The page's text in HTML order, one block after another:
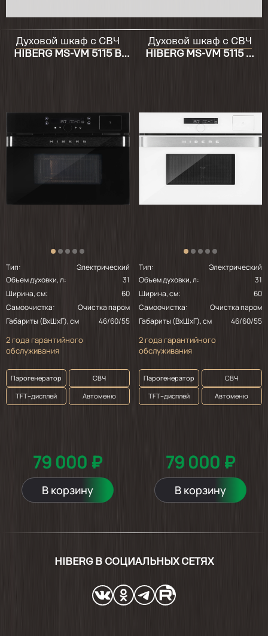
Духовой шкаф с СВЧ
HIBERG MS-VM 5115 B
Тип:
Электрический
Объем духовки, л:
31
Ширина, см:
60
Самоочистка:
Очистка паром
Габариты (ВхШхГ), см
46/60/55
2 года гарантийного
обслуживания
Парогенератор
СВЧ
TFT–дисплей
Автоменю
79 000 ₽
В корзину
Духовой шкаф с СВЧ
HIBERG MS-VM 5115 W
Тип:
Электрический
Объем духовки, л:
31
Ширина, см:
60
Самоочистка:
Очистка паром
Габариты (ВхШхГ), см
46/60/55
2 года гарантийного
обслуживания
Парогенератор
СВЧ
TFT–дисплей
Автоменю
79 000 ₽
В корзину
HIBERG В СОЦИАЛЬНЫХ СЕТЯХ